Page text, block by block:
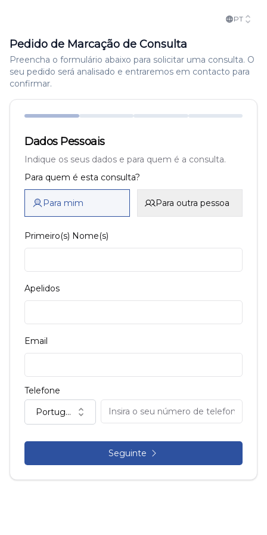
PT
Pedido de Marcação de Consulta
Preencha o formulário abaixo para solicitar uma consulta. O
seu pedido será analisado e entraremos em contacto para
confirmar.
Dados Pessoais
Indique os seus dados e para quem é a consulta.
Para quem é esta consulta?
Para mim Para outra pessoa
Primeiro(s) Nome(s)
Apelidos
Email
Telefone
Portugal (+351)
Seguinte